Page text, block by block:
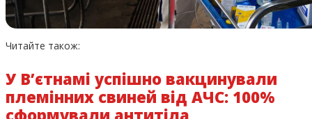
Читайте також:
У В’єтнамі успішно вакцинували
племінних свиней від АЧС: 100%